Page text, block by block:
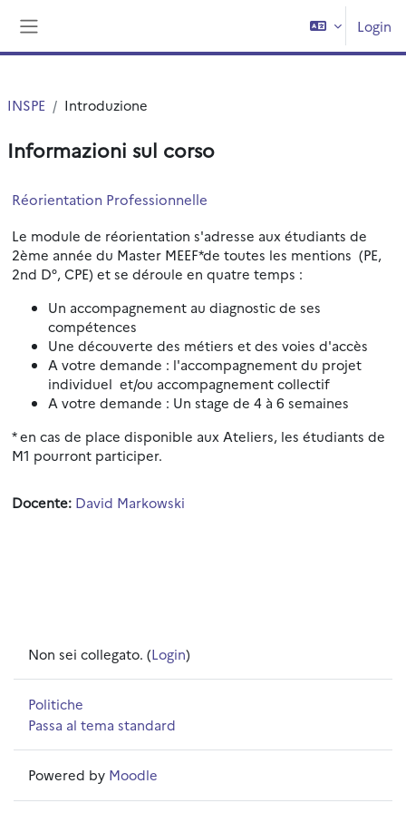
Login
INSPE Introduzione
Informazioni sul corso
Réorientation Professionnelle
Le module de réorientation s'adresse aux étudiants de
2ème année du Master MEEF*de toutes les mentions (PE,
2nd D°, CPE) et se déroule en quatre temps :
Un accompagnement au diagnostic de ses
compétences
Une découverte des métiers et des voies d'accès
A votre demande : l'accompagnement du projet
individuel et/ou accompagnement collectif
A votre demande : Un stage de 4 à 6 semaines
* en cas de place disponible aux Ateliers, les étudiants de
M1 pourront participer.
Docente: David Markowski
Non sei collegato. (Login)
Politiche
Passa al tema standard
Powered by Moodle